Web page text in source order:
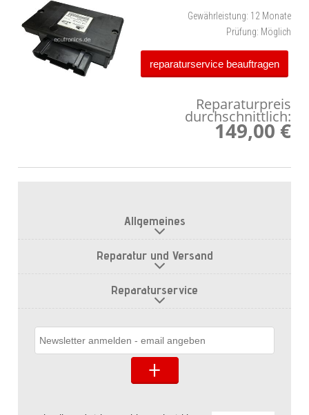
Gewährleistung: 12 Monate
Prüfung: Möglich
reparaturservice beauftragen
Reparaturpreis
durchschnittlich:
149,00 €
Allgemeines
Reparatur und Versand
Reparaturservice